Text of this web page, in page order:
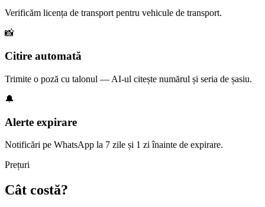
Verificăm licența de transport pentru vehicule de transport.
📸
Citire automată
Trimite o poză cu talonul — AI-ul citește numărul și seria de șasiu.
🔔
Alerte expirare
Notificări pe WhatsApp la 7 zile și 1 zi înainte de expirare.
Prețuri
Cât costă?